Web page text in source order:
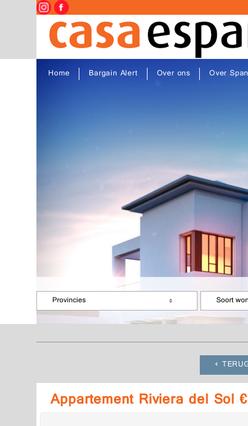
Home Bargain Alert Over ons Over
Provincies Soort
Appartement Riviera del Sol